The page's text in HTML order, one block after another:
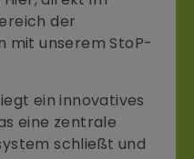
der
mit unserem StoP-
ein innovatives
eine zentrale
schließt und